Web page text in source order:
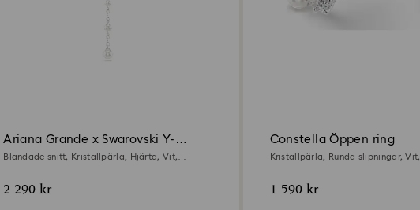
Ariana Grande x Swarovski Y-
halsband
Blandade snitt, Kristallpärla, Hjärta, Vit,
2 290 kr
Constella Öppen ring
Kristallpärla, Runda slipningar, Vit,
1 590 kr